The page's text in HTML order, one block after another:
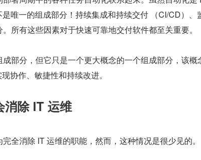
唯一的组成部分！持续集成和持续交付 （CI/CD）、
所有这些因素对于快速可靠地交付软件都至关重要。
部分，但它只是一个更大概念的一个组成部分，该概
协作、敏捷性和持续改进。
消除 IT 运维
全消除 IT 运维的职能，然而，这种情况是很少见的。